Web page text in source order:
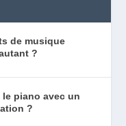
de musique
?
piano avec un
?